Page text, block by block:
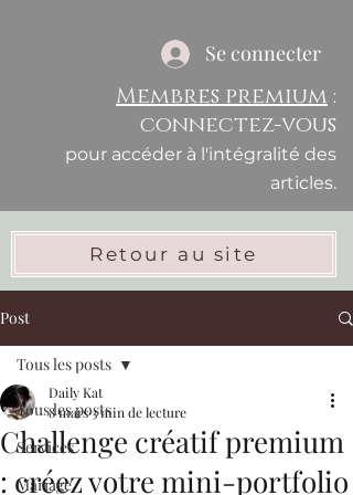
Se connecter
Membres premium :
connectez-vous
pour accéder à l'intégralité des
articles.
Retour au site
Post
Tous les posts
Services
Mariage
Tous les posts
Challenge créatif premium
: créez votre mini-portfolio
Daily Kat
8 mars3 min de lecture